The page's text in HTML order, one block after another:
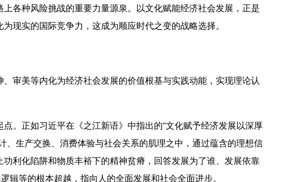
各种风险挑战的重要力量源泉。以文化赋能经济社会发展，正是
现实的国际竞争力，这成为顺应时代之变的战略选择。
美等内化为经济社会发展的价值根基与实践动能，实现理论认
正如习近平在《之江新语》中指出的“文化赋予经济发展以深厚
生产交换、消费体验与社会关系的肌理之中，通过蕴含的理想信
利化陷阱和物质丰裕下的精神贫瘠，回答发展为了谁、发展依靠
辑等的根本超越，指向人的全面发展和社会全面进步。